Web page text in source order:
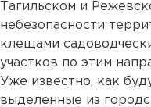
Тагильском и
небезопасности
клещами
участков по этим
Уже известно, как
выделенные из